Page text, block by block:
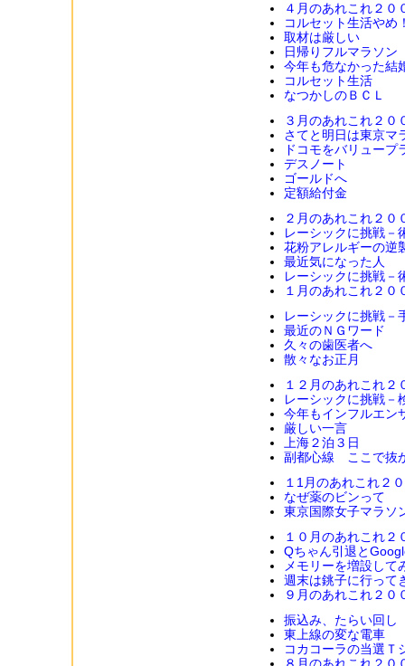
４月のあれこれ２０
コルセット生活やめ
取材は厳しい
日帰りフルマラソン
今年も危なかった結
コルセット生活
なつかしのＢＣＬ
３月のあれこれ２０
さてと明日は東京マ
ドコモをバリュープ
デスノート
ゴールドへ
定額給付金
２月のあれこれ２０
レーシックに挑戦－
花粉アレルギーの逆
最近気になった人
レーシックに挑戦－
１月のあれこれ２０
レーシックに挑戦－
最近のＮＧワード
久々の歯医者へ
散々なお正月
１２月のあれこれ２
レーシックに挑戦－
今年もインフルエン
厳しい一言
上海２泊３日
副都心線 ここで抜
１1月のあれこれ２
なぜ薬のビンって
東京国際女子マラソ
１０月のあれこれ２
Qちゃん引退と
メモリーを増設して
週末は銚子に行って
９月のあれこれ２０
振込み、たらい回し
東上線の変な電車
コカコーラの当選